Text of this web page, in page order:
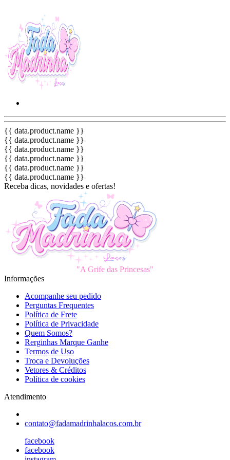
{{ data.product.name }}
{{ data.product.name }}
{{ data.product.name }}
{{ data.product.name }}
{{ data.product.name }}
{{ data.product.name }}
Receba dicas, novidades e ofertas!
"A Grife das Princesas"
Informações
Acompanhe seu pedido
Perguntas Frequentes
Política de Frete
Política de Privacidade
Quem Somos?
Rerginhas Marque Ganhe
Termos de Uso
Troca e Devoluções
Vetores & Créditos
Política de cookies
Atendimento
contato@fadamadrinhalacos.com.br
facebook
facebook